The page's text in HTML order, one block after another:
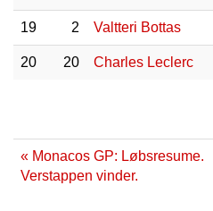
19 2 Valtteri Bottas
20 20 Charles Leclerc
« Monacos GP: Løbsresume.
Verstappen vinder.